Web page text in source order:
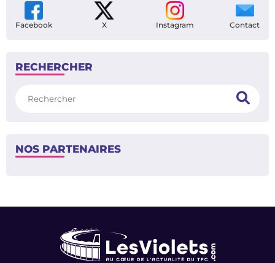
Facebook X Instagram Contact
RECHERCHER
NOS PARTENAIRES